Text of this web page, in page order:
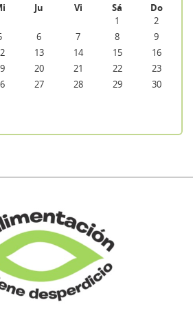
Ju Vi Sá Do
1
2
6 7 8
9
13 14 15
16
20 21 22
23
27 28 29
30